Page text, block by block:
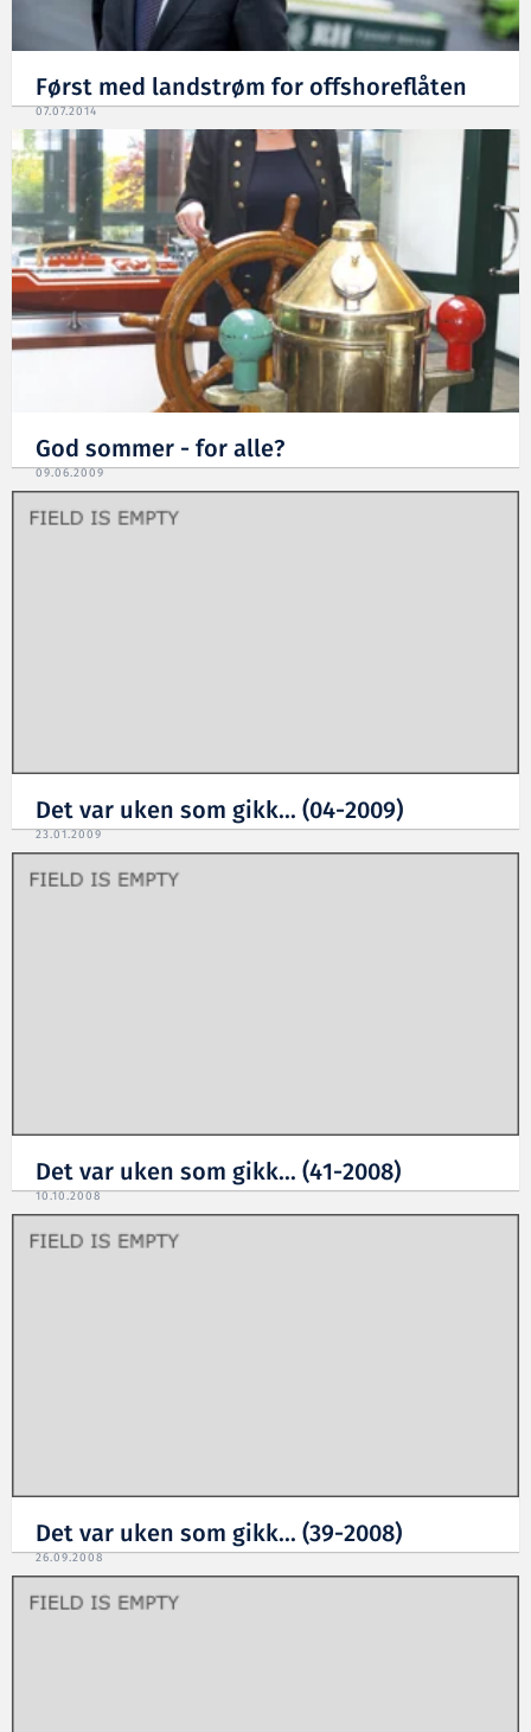
Først med landstrøm for offshoreflåten
07.07.2014
God sommer - for alle?
09.06.2009
Det var uken som gikk... (04-2009)
23.01.2009
Det var uken som gikk... (41-2008)
10.10.2008
Det var uken som gikk... (39-2008)
26.09.2008